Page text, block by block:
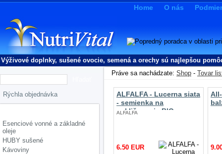
Home O nás
Výživové doplnky, sušené ovocie, semená a orechy sú najlepšou
Esenciové vonné a základné
oleje
HUBY sušené
Kávoviny
Práve sa nachádzate: Shop - Tovar
ALFALFA - Lucerna siata
- semienka na
nakličovanie BIO
ALFALFA
6.50 EUR